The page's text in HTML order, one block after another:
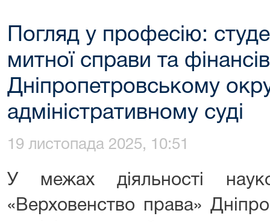
Погляд у професію:
митної справи та
Дніпропетровському
адміністративному суді
19 листопада 2025, 10:51
У межах діяльності
«Верховенство права»